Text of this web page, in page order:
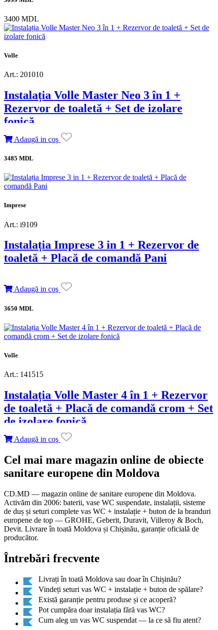
3400 MDL
Volle
Art.: 201010
Instalația Volle Master Neo 3 în 1 +
Rezervor de toaletă + Set de izolare
fonică
Adaugă in coş
3485 MDL
Imprese
Art.: i9109
Instalația Imprese 3 in 1 + Rezervor de
toaletă + Placă de comandă Pani
Adaugă in coş
3650 MDL
Volle
Art.: 141515
Instalația Volle Master 4 în 1 + Rezervor
de toaletă + Placă de comandă crom + Set
de izolare fonică
Adaugă in coş
Cel mai mare magazin online de obiecte
sanitare europene din Moldova
CD.MD — magazin online de sanitare europene din Moldova.
Activăm din 2006: baterii, vase WC suspendate, instalații, sisteme
de duș și seturi complete vas WC + instalație + buton de la branduri
europene de top — GROHE, Geberit, Duravit, Villeroy & Boch,
Devit. Livrare în toată Moldova și Chișinău, garanție oficială de
producător.
Întrebări frecvente
Livrați în toată Moldova sau doar în Chișinău?
Vindeți seturi vas WC + instalație + buton de spălare?
Există garanție pentru produse și ce acoperă?
Pot cumpăra doar instalația fără vas WC?
Cum aleg un vas WC suspendat — la ce să fiu atent?